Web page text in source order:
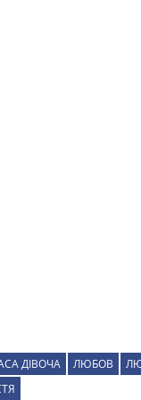
ДІВОЧА ЛЮБОВ